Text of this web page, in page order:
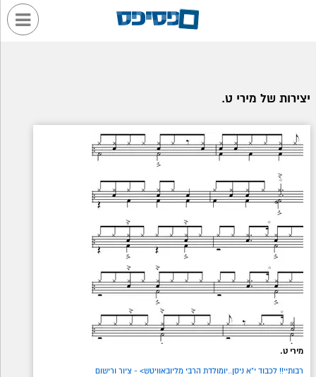
יצירות של מירי ט.
מירי ט.
רבותיי!! לכבוד י"א ניסן..יומולדת הרבי מליובאוויטש> - ציור ורישום